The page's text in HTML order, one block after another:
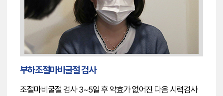
부하조절마비굴절 검사
조절마비굴절 검사 3~5일 후 약효가 없어진 다음 시력검사